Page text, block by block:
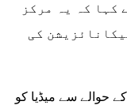
کہا کہ یہ مرکز
کی
حوالے سے میڈیا کو